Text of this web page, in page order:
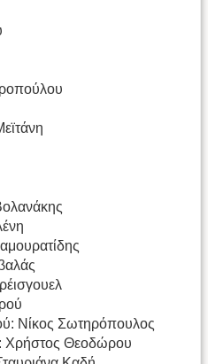
Νίκος Σωτηρόπουλος
Χρήστος Θεοδώρου